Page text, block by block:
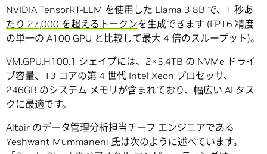
NVIDIA TensorRT-LLM を使用した Llama 3 8B で、
1 秒あ
たり 27,000 を超えるトークンを生成できます (FP16 精度
の単一の A100 GPU と比較して最大 4 倍のスループット)。
VM.GPU.H100.1 シェイプには、2×3.4TB の NVMe ドライ
ブ容量、13 コアの第 4 世代 Intel Xeon プロセッサ、
246GB のシステム メモリが含まれており、幅広い AI タス
クに最適です。
Altair のデータ管理分析担当チーフ エンジニアである
Yeshwant Mummaneni 氏は次のように述べています。